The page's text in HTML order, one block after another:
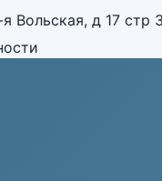
Вольская, д 17 стр